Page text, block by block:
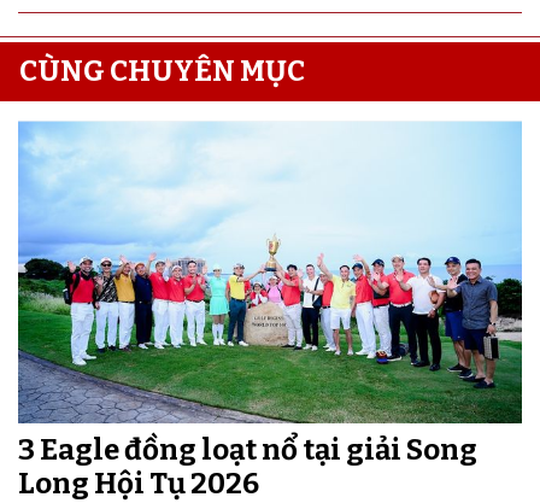
CÙNG CHUYÊN MỤC
3 Eagle đồng loạt nổ tại giải Song
Long Hội Tụ 2026